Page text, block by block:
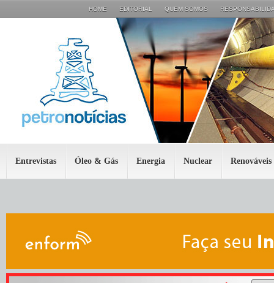
HOME EDITORIAL QUEM SOMOS
Entrevistas Óleo & Gás Energia Nuclear Renováveis